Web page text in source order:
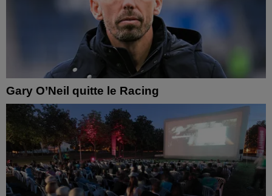
Gary O’Neil quitte le Racing